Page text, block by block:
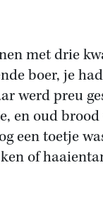
met drie
boer, je
werd preu
en oud
een toetje
of